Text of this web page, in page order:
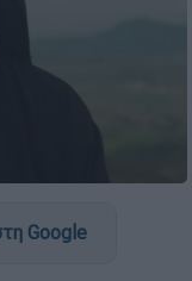
Google